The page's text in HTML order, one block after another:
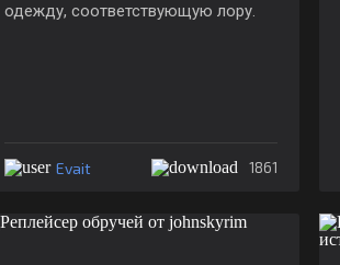
одежду, соответствующую лору.
Evait 1861